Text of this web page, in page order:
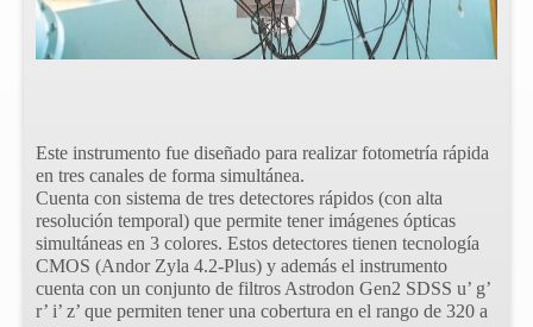
Este instrumento fue diseñado para realizar fotometría rápida
en tres canales de forma simultánea.
Cuenta con sistema de tres detectores rápidos (con alta
resolución temporal) que permite tener imágenes ópticas
simultáneas en 3 colores. Estos detectores tienen tecnología
CMOS (Andor Zyla 4.2-Plus) y además el instrumento
cuenta con un conjunto de filtros Astrodon Gen2 SDSS u’ g’
r’ i’ z’ que permiten tener una cobertura en el rango de 320 a